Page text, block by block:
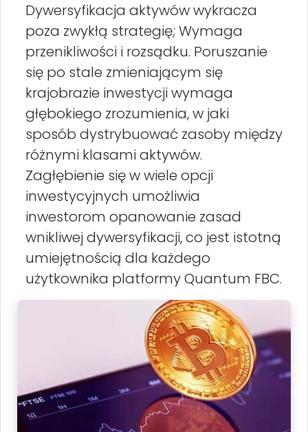
Dywersyfikacja aktywów wykracza
poza zwykłą strategię; Wymaga
przenikliwości i rozsądku. Poruszanie
się po stale zmieniającym się
krajobrazie inwestycji wymaga
głębokiego zrozumienia, w jaki
sposób dystrybuować zasoby między
różnymi klasami aktywów.
Zagłębienie się w wiele opcji
inwestycyjnych umożliwia
inwestorom opanowanie zasad
wnikliwej dywersyfikacji, co jest istotną
umiejętnością dla każdego
użytkownika platformy Quantum FBC.